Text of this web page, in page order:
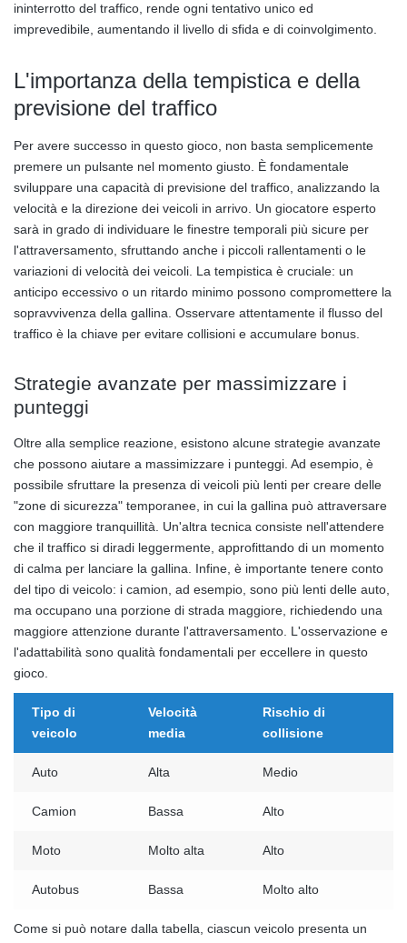
ininterrotto del traffico, rende ogni tentativo unico ed
imprevedibile, aumentando il livello di sfida e di coinvolgimento.
L'importanza della tempistica e della
previsione del traffico
Per avere successo in questo gioco, non basta semplicemente
premere un pulsante nel momento giusto. È fondamentale
sviluppare una capacità di previsione del traffico, analizzando la
velocità e la direzione dei veicoli in arrivo. Un giocatore esperto
sarà in grado di individuare le finestre temporali più sicure per
l'attraversamento, sfruttando anche i piccoli rallentamenti o le
variazioni di velocità dei veicoli. La tempistica è cruciale: un
anticipo eccessivo o un ritardo minimo possono compromettere la
sopravvivenza della gallina. Osservare attentamente il flusso del
traffico è la chiave per evitare collisioni e accumulare bonus.
Strategie avanzate per massimizzare i
punteggi
Oltre alla semplice reazione, esistono alcune strategie avanzate
che possono aiutare a massimizzare i punteggi. Ad esempio, è
possibile sfruttare la presenza di veicoli più lenti per creare delle
"zone di sicurezza" temporanee, in cui la gallina può attraversare
con maggiore tranquillità. Un'altra tecnica consiste nell'attendere
che il traffico si diradi leggermente, approfittando di un momento
di calma per lanciare la gallina. Infine, è importante tenere conto
del tipo di veicolo: i camion, ad esempio, sono più lenti delle auto,
ma occupano una porzione di strada maggiore, richiedendo una
maggiore attenzione durante l'attraversamento. L'osservazione e
l'adattabilità sono qualità fondamentali per eccellere in questo
gioco.
Tipo di
veicolo
Velocità
media
Rischio di
collisione
Auto Alta Medio
Camion Bassa Alto
Moto Molto alta Alto
Autobus Bassa Molto alto
Come si può notare dalla tabella, ciascun veicolo presenta un